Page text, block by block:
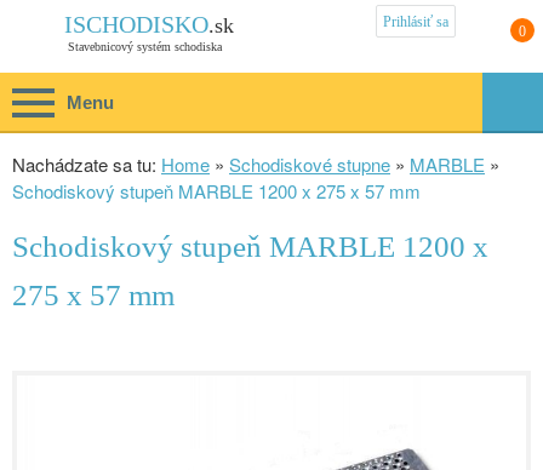
ISCHODISKO Prihlásiť sa
0
Menu
Nachádzate sa tu: Home » Schodiskové stupne » MARBLE »
Schodiskový stupeň MARBLE 1200 x 275 x 57 mm
Schodiskový stupeň MARBLE 1200 x
275 x 57 mm